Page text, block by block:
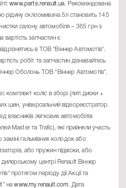
www.parts.renault.ua. Рекомендована
рідину склоомивача 5л становить 145
салону автомобіля – 365 грн з
вартість запчастин є
в ТОВ "Віннер Автомотів".
робіт та запчастин дізнавайтесь
Оболонь ТОВ "Віннер Автомотів".
комплект коліс в зборі (литі диски +
шин, універсальний відеореєстратор.
власників легкових автомобілів
Master та Trafic), які прийняли участь
заміні гальмівних колодок або
або пружин підвіски, або
дилерському центрі Renault Віннер
протягом періоду дії Акції та
наwww.my.renault.com. Дата